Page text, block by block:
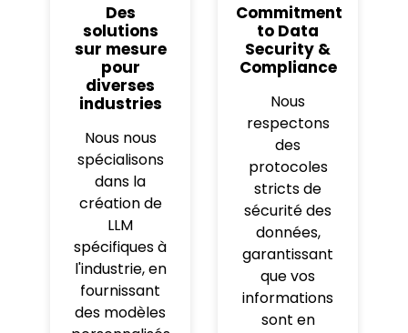
Des
solutions
sur mesure
pour
diverses
industries
Nous nous
spécialisons
dans la
création de
LLM
spécifiques à
l'industrie, en
fournissant
des modèles
Commitment
to Data
Security &
Compliance
Nous
respectons
des
protocoles
stricts de
sécurité des
données,
garantissant
que vos
informations
sont en